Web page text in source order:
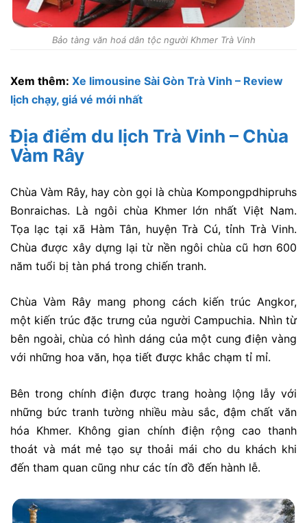
Bảo tàng văn hoá dân tộc người Khmer Trà Vinh
Xem thêm: Xe limousine Sài Gòn Trà Vinh – Review
lịch chạy, giá vé mới nhất
Địa điểm du lịch Trà Vinh – Chùa
Vàm Rây
Chùa Vàm Rây, hay còn gọi là chùa Kompongpdhipruhs
Bonraichas. Là ngôi chùa Khmer lớn nhất Việt Nam.
Tọa lạc tại xã Hàm Tân, huyện Trà Cú, tỉnh Trà Vinh.
Chùa được xây dựng lại từ nền ngôi chùa cũ hơn 600
năm tuổi bị tàn phá trong chiến tranh.
Chùa Vàm Rây mang phong cách kiến trúc Angkor,
một kiến trúc đặc trưng của người Campuchia. Nhìn từ
bên ngoài, chùa có hình dáng của một cung điện vàng
với những hoa văn, họa tiết được khắc chạm tỉ mỉ.
Bên trong chính điện được trang hoàng lộng lẫy với
những bức tranh tường nhiều màu sắc, đậm chất văn
hóa Khmer. Không gian chính điện rộng cao thanh
thoát và mát mẻ tạo sự thoải mái cho du khách khi
đến tham quan cũng như các tín đồ đến hành lễ.